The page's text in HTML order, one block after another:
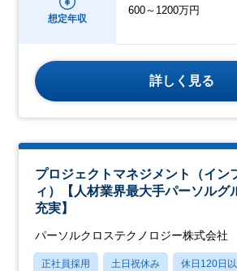
想定年収
600～1200万円
詳しく見る
プロジェクトマネジメント（イン
ィ）【人材業界最大手パーソルグ
充実】
パーソルクロステクノロジー株式会社
正社員採用 土日祝休み 休日120日